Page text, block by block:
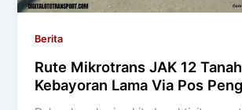
Berita
Rute Mikrotrans JAK 12
Kebayoran Lama Via Pos